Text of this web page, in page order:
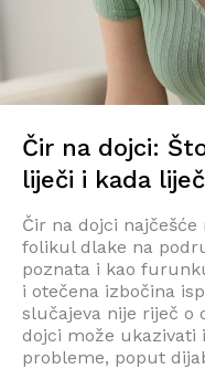
Čir na dojci:
liječi i kada
Čir na dojci
folikul dlake na
poznata i kao
i otečena izbočina
slučajeva nije riječ o
dojci može ukazivati
probleme, poput